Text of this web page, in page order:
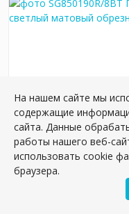
SG850190R/8BT
светлый матовый
Артикул:SG850190R/
Размер: 9*80 см
Вес: 1.65 кг
На нашем сайте мы
содержащие
сайта. Данные
работы нашего веб-
использовать cookie
браузера.